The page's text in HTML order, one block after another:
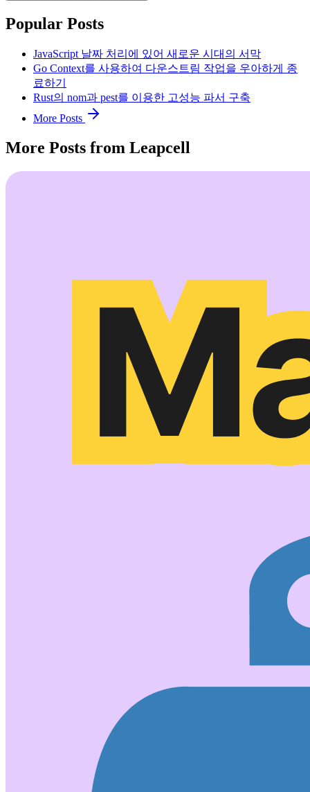
Popular Posts
JavaScript 날짜 처리에 있어 새로운 시대의 서막
Go Context를 사용하여 다운스트림 작업을 우아하게 종
료하기
Rust의 nom과 pest를 이용한 고성능 파서 구축
More Posts
More Posts from Leapcell